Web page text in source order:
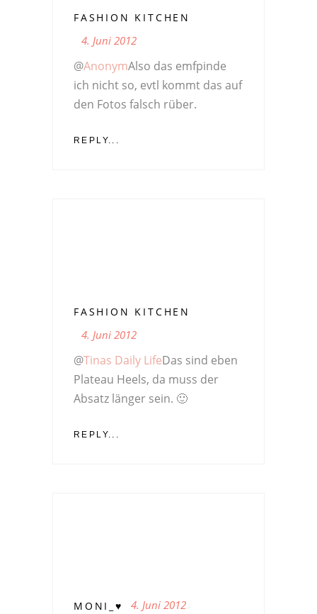
FASHION KITCHEN
4. Juni 2012
@AnonymAlso das emfpinde
ich nicht so, evtl kommt das auf
den Fotos falsch rüber.
REPLY...
FASHION KITCHEN
4. Juni 2012
@Tinas Daily LifeDas sind eben
Plateau Heels, da muss der
Absatz länger sein. 🙂
REPLY...
MONI_♥ 4. Juni 2012